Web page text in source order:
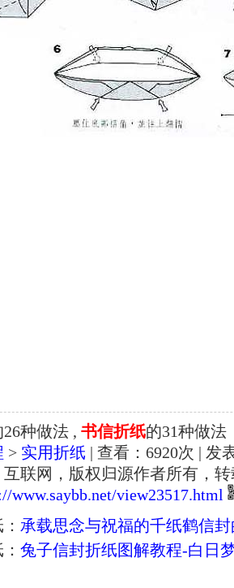
26种做法 , 书信折纸的31种做法
> 实用折纸 | 查看： 6920次 | 发
联网，版权归源作者所有，
www.saybb.net/view23517.html
承载思念与祝福的千纸鹤信
兔子信封折纸图解教程-白日